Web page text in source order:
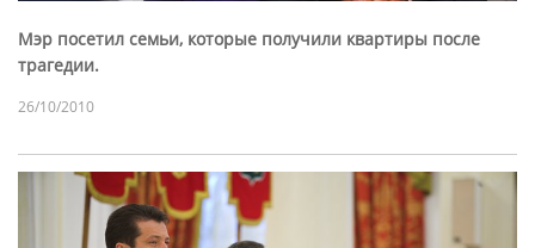
Мэр посетил семьи, которые получили квартиры после
трагедии.
26/10/2010